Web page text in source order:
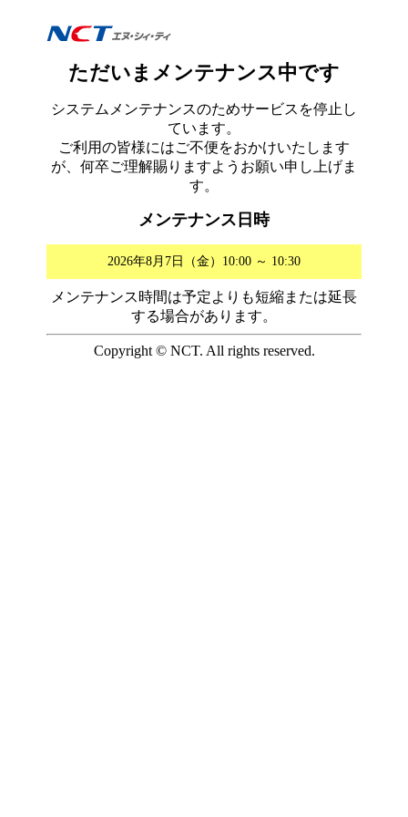
ただいまメンテナンス中です
システムメンテナンスのためサービスを停止し
ています。
ご利用の皆様にはご不便をおかけいたします
が、何卒ご理解賜りますようお願い申し上げま
す。
メンテナンス日時
2026年8月7日（金）10:00 ～ 10:30
メンテナンス時間は予定よりも短縮または延長
する場合があります。
Copyright © NCT. All rights reserved.